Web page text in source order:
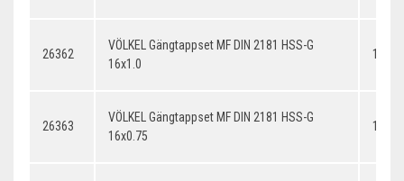
26362
VÖLKEL Gängtappset MF DIN 2181 HSS-G
16x1.0
26363
VÖLKEL Gängtappset MF DIN 2181 HSS-G
16x0.75